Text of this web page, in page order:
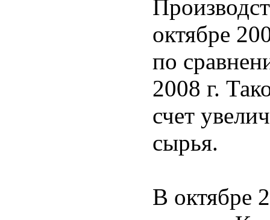
октябре
по
2008 г.
счет
сырья.
В октябре